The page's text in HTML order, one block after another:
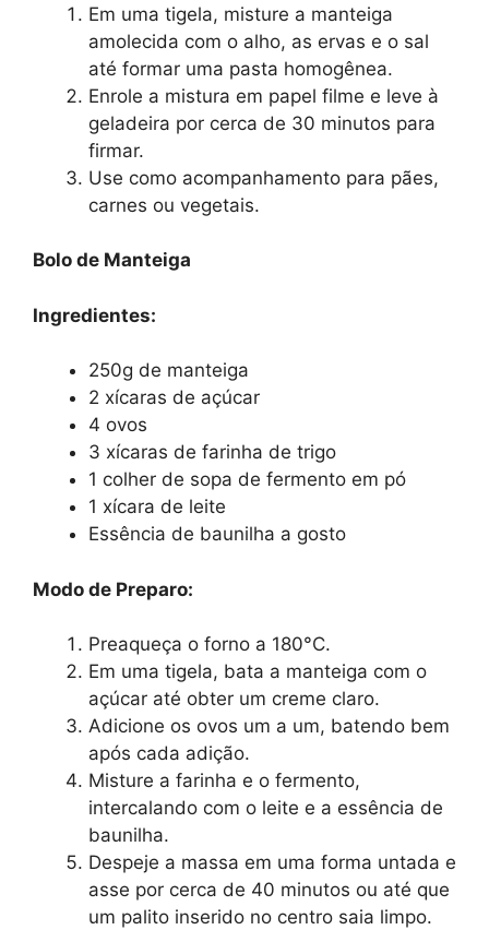
Em uma tigela, misture a manteiga
amolecida com o alho, as ervas e o sal
até formar uma pasta homogênea.
Enrole a mistura em papel filme e leve à
geladeira por cerca de 30 minutos para
firmar.
Use como acompanhamento para pães,
carnes ou vegetais.
Bolo de Manteiga
Ingredientes:
250g de manteiga
2 xícaras de açúcar
4 ovos
3 xícaras de farinha de trigo
1 colher de sopa de fermento em pó
1 xícara de leite
Essência de baunilha a gosto
Modo de Preparo:
Preaqueça o forno a 180°C.
Em uma tigela, bata a manteiga com o
açúcar até obter um creme claro.
Adicione os ovos um a um, batendo bem
após cada adição.
Misture a farinha e o fermento,
intercalando com o leite e a essência de
baunilha.
Despeje a massa em uma forma untada e
asse por cerca de 40 minutos ou até que
um palito inserido no centro saia limpo.